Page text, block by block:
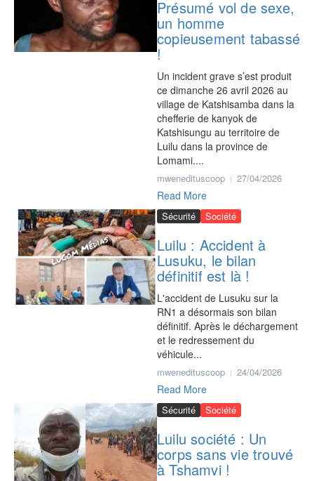
Présumé vol de sexe,
un homme
copieusement tabassé
!
Un incident grave s’est produit
ce dimanche 26 avril 2026 au
village de Katshisamba dans la
chefferie de kanyok de
Katshisungu au territoire de
Luilu dans la province de
Lomami....
mwenedituscoop 27/04/2026
Read More
Sécurité Société
Luilu : Accident à
Lusuku, le bilan
définitif est là !
L'accident de Lusuku sur la
RN1 a désormais son bilan
définitif. Après le déchargement
et le redressement du
véhicule...
mwenedituscoop 24/04/2026
Read More
Sécurité Société
Luilu société : Un
corps sans vie trouvé
à Tshamvi !